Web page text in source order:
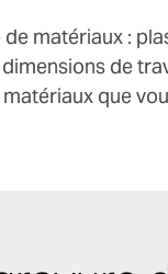
matériaux :
de
que